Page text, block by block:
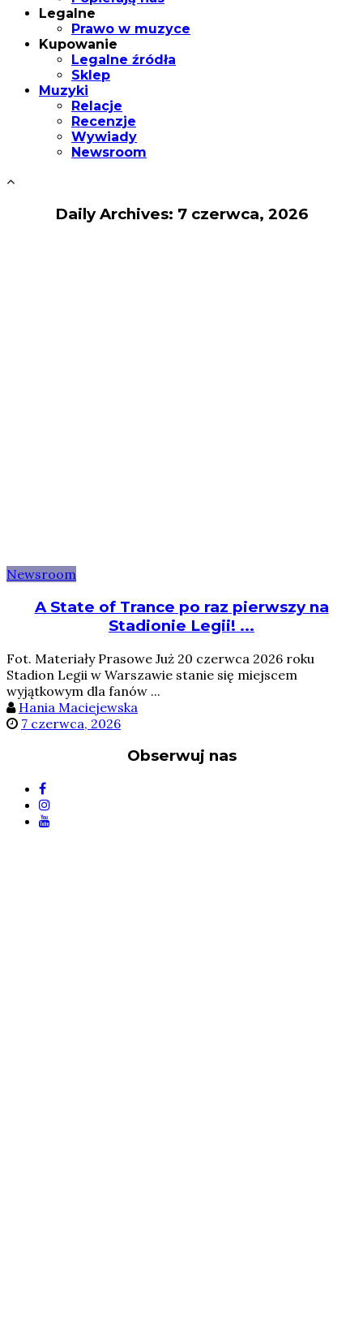
Legalne
Prawo w muzyce
Kupowanie
Legalne źródła
Sklep
Muzyki
Relacje
Recenzje
Wywiady
Newsroom
Daily Archives: 7 czerwca, 2026
Newsroom
A State of Trance po raz pierwszy na
Stadionie Legii! ...
Fot. Materiały Prasowe Już 20 czerwca 2026 roku
Stadion Legii w Warszawie stanie się miejscem
wyjątkowym dla fanów ...
Hania Maciejewska
7 czerwca, 2026
Obserwuj nas